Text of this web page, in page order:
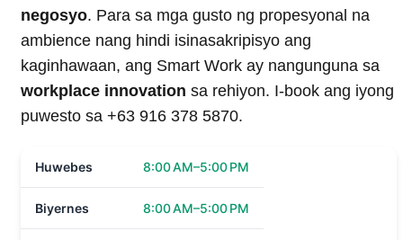
negosyo. Para sa mga gusto ng propesyonal na
ambience nang hindi isinasakripisyo ang
kaginhawaan, ang Smart Work ay nangunguna sa
workplace innovation sa rehiyon. I-book ang iyong
puwesto sa +63 916 378 5870.
Huwebes 8:00 AM–5:00 PM
Biyernes 8:00 AM–5:00 PM